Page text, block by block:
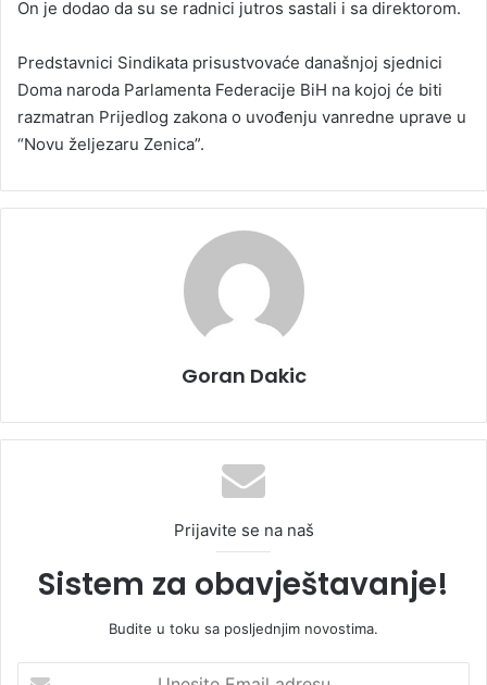
On je dodao da su se radnici jutros sastali i sa direktorom.
Predstavnici Sindikata prisustvovaće današnjoj sjednici
Doma naroda Parlamenta Federacije BiH na kojoj će biti
razmatran Prijedlog zakona o uvođenju vanredne uprave u
“Novu željezaru Zenica”.
Goran Dakic
Prijavite se na naš
Sistem za obavještavanje!
Budite u toku sa posljednjim novostima.